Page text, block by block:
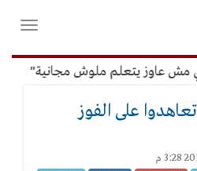
فتح
عاوز يتعلم ملوش مجانية"
على الفوز